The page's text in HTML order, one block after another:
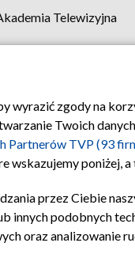
Telewizyjna
TVP Polityka
wyrazić zgody na
Twoich
Partnerów TVP (93
wskazujemy poniżej,
przez Ciebie
podobnych
oraz analizowanie